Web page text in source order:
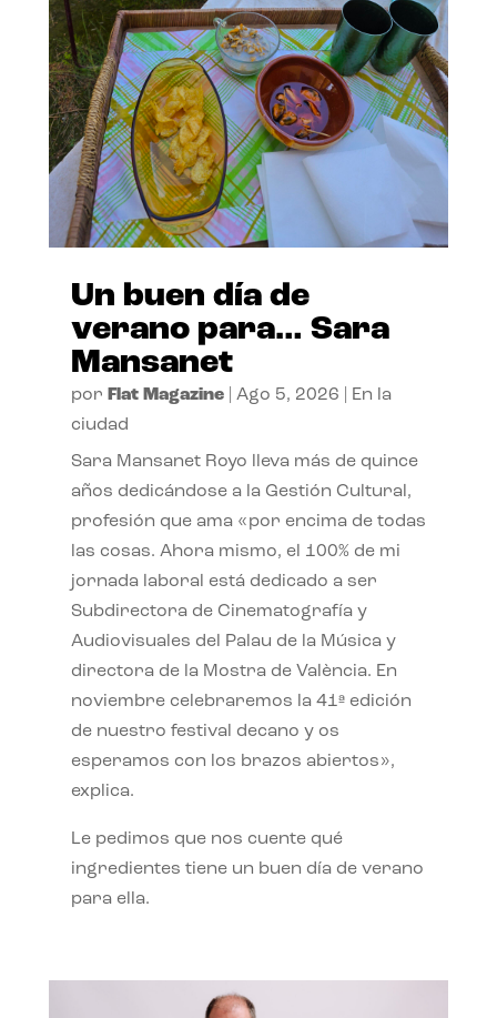
Un buen día de
verano para… Sara
Mansanet
por Flat Magazine| Ago 5, 2026
En la
ciudad
Sara Mansanet Royo lleva más de quince
años dedicándose a la Gestión Cultural,
profesión que ama «por encima de todas
las cosas. Ahora mismo, el 100% de mi
jornada laboral está dedicado a ser
Subdirectora de Cinematografía y
Audiovisuales del Palau de la Música y
directora de la Mostra de València. En
noviembre celebraremos la 41ª edición
de nuestro festival decano y os
esperamos con los brazos abiertos»,
explica.
Le pedimos que nos cuente qué
ingredientes tiene un buen día de verano
para ella.